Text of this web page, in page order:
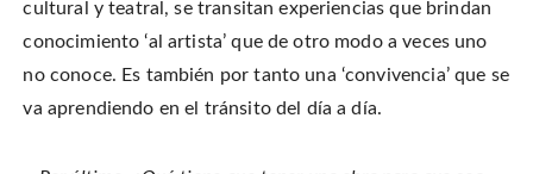
cultural y teatral, se transitan experiencias que brindan
conocimiento ‘al artista’ que de otro modo a veces uno
no conoce. Es también por tanto una ‘convivencia’ que se
va aprendiendo en el tránsito del día a día.